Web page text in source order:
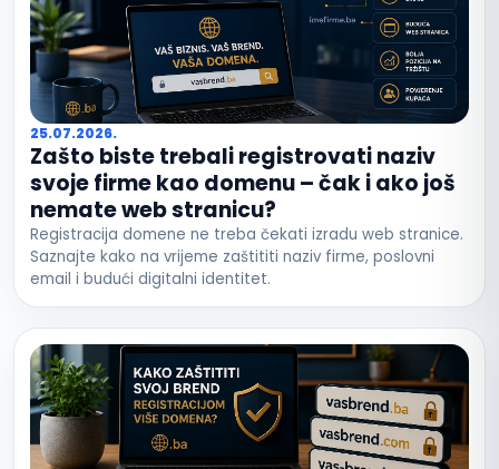
25.07.2026.
Zašto biste trebali registrovati naziv
svoje firme kao domenu – čak i ako još
nemate web stranicu?
Registracija domene ne treba čekati izradu web stranice.
Saznajte kako na vrijeme zaštititi naziv firme, poslovni
email i budući digitalni identitet.